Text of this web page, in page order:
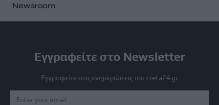
Newsroom
Εγγραφείτε στο Newsletter
Εγγραφείτε στις ενημερώσεις του creta24.gr